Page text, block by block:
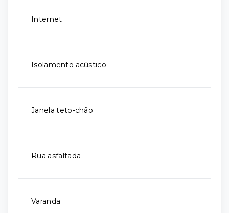
Internet
Isolamento acústico
Janela teto-chão
Rua asfaltada
Varanda